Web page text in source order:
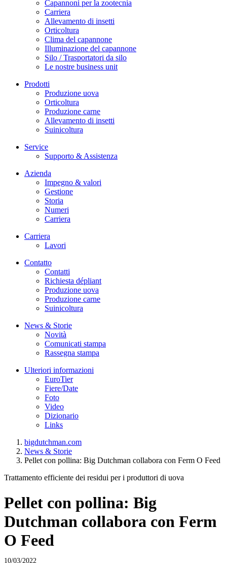
Capannoni per la zootecnia
Carriera
Allevamento di insetti
Orticoltura
Clima del capannone
Illuminazione del capannone
Silo / Trasportatori da silo
Le nostre business unit
Prodotti
Produzione uova
Orticoltura
Produzione carne
Allevamento di insetti
Suinicoltura
Service
Supporto & Assistenza
Azienda
Impegno & valori
Gestione
Storia
Numeri
Carriera
Carriera
Lavori
Contatto
Contatti
Richiesta dépliant
Produzione uova
Produzione carne
Suinicoltura
News & Storie
Novità
Comunicati stampa
Rassegna stampa
Ulteriori informazioni
EuroTier
Fiere/Date
Foto
Video
Dizionario
Links
bigdutchman.com
News & Storie
Pellet con pollina: Big Dutchman collabora con Ferm O Feed
Trattamento efficiente dei residui per i produttori di uova
Pellet con pollina: Big
Dutchman collabora con Ferm
O Feed
10/03/2022